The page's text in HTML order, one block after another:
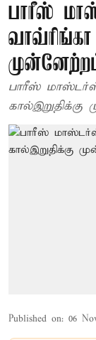
பாரீஸ்
வாவ்ரிங்கா
பாரீஸ்
கால்இறுதிக்கு
Published on: 06